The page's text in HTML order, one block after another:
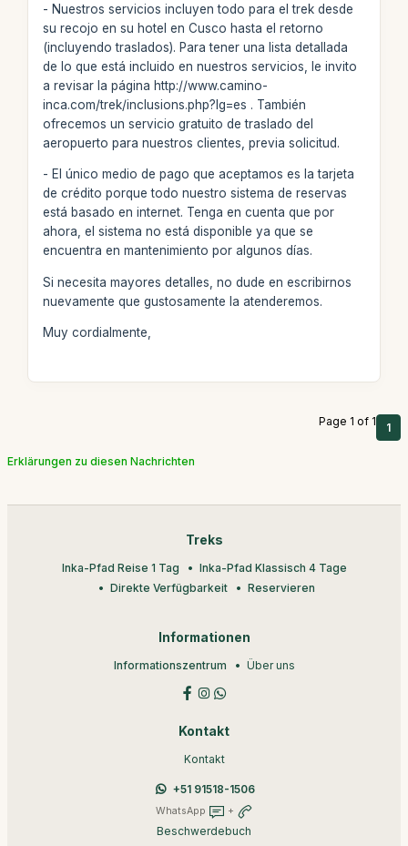
- Nuestros servicios incluyen todo para el trek desde
su recojo en su hotel en Cusco hasta el retorno
(incluyendo traslados). Para tener una lista detallada
de lo que está incluido en nuestros servicios, le invito
a revisar la página http://www.camino-
inca.com/trek/inclusions.php?lg=es . También
ofrecemos un servicio gratuito de traslado del
aeropuerto para nuestros clientes, previa solicitud.
- El único medio de pago que aceptamos es la tarjeta
de crédito porque todo nuestro sistema de reservas
está basado en internet. Tenga en cuenta que por
ahora, el sistema no está disponible ya que se
encuentra en mantenimiento por algunos días.
Si necesita mayores detalles, no dude en escribirnos
nuevamente que gustosamente la atenderemos.
Muy cordialmente,
Page 1 of 1 1
Erklärungen zu diesen Nachrichten
Treks
Inka-Pfad Reise 1 Tag
Inka-Pfad Klassisch 4 Tage
Direkte Verfügbarkeit
Reservieren
Informationen
Informationszentrum Über uns
Kontakt
Kontakt
+51 91518-1506
WhatsApp +
Beschwerdebuch